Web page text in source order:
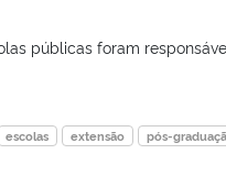
públicas foram
escolas extensão
pós-